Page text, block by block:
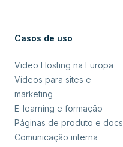
Casos de uso
Video Hosting na Europa
Vídeos para sites e
marketing
E-learning e formação
Páginas de produto e docs
Comunicação interna